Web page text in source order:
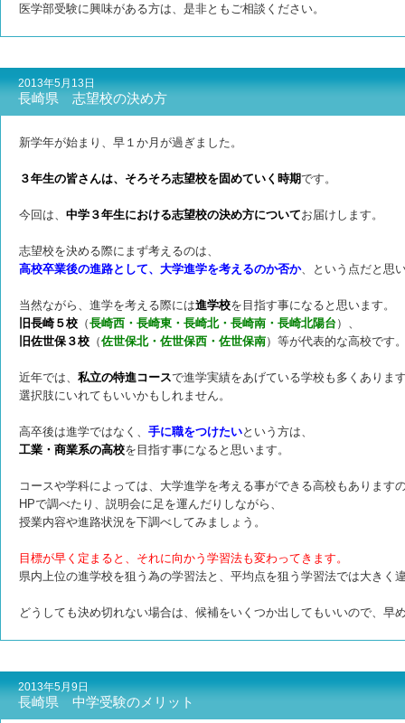
医学部受験に興味がある方は、是非ともご相談ください。
2013年5月13日
長崎県 志望校の決め方
新学年が始まり、早１か月が過ぎました。
３年生の皆さんは、そろそろ志望校を固めていく時期です。
今回は、 中学３年生における志望校の決め方についてお届けします。
志望校を決める際にまず考えるのは、
高校卒業後の進路として、大学進学を考えるのか否か、という点だと思
当然ながら、進学を考える際には進学校を目指す事になると思います。
旧長崎５校 （長崎西・長崎東・長崎北・長崎南・長崎北陽台 ）、
旧佐世保３校 （佐世保北・佐世保西・佐世保南）等が代表的な高校です
近年では、 私立の特進コースで進学実績をあげている学校も多くありま
選択肢にいれてもいいかもしれません。
高卒後は進学ではなく、 手に職をつけたいという方は、
工業・商業系の高校を目指す事になると思います。
コースや学科によっては、大学進学を考える事ができる高校もあります
HPで調べたり、説明会に足を運んだりしながら、
授業内容や進路状況を下調べしてみましょう。
目標が早く定まると、それに向かう学習法も変わってきます。
県内上位の進学校を狙う為の学習法と、平均点を狙う学習法では大きく
どうしても決め切れない場合は、候補をいくつか出してもいいので、早
2013年5月9日
長崎県 中学受験のメリット